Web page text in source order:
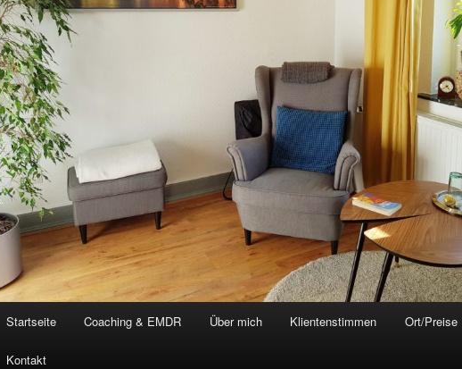
Startseite Coaching & EMDR Über mich Klientenstimmen Ort/Preise
Kontakt